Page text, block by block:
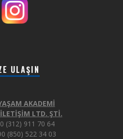
ULAŞIN
AKADEMİ
LTD. ŞTİ.
(312) 911 70 64
(850) 522 34 03